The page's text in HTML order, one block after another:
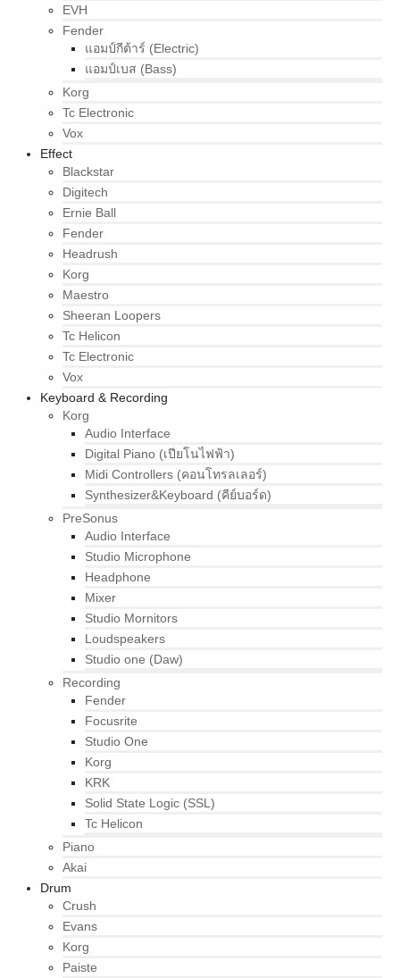
EVH
Fender
แอมป์กีต้าร์ (Electric)
แอมป์เบส (Bass)
Korg
Tc Electronic
Vox
Effect
Blackstar
Digitech
Ernie Ball
Fender
Headrush
Korg
Maestro
Sheeran Loopers
Tc Helicon
Tc Electronic
Vox
Keyboard & Recording
Korg
Audio Interface
Digital Piano (เปียโนไฟฟ้า)
Midi Controllers (คอนโทรลเลอร์)
Synthesizer&Keyboard (คีย์บอร์ด)
PreSonus
Audio Interface
Studio Microphone
Headphone
Mixer
Studio Mornitors
Loudspeakers
Studio one (Daw)
Recording
Fender
Focusrite
Studio One
Korg
KRK
Solid State Logic (SSL)
Tc Helicon
Piano
Akai
Drum
Crush
Evans
Korg
Paiste